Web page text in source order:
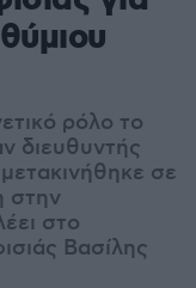
ρόλο το
διευθυντής
σε
στην
στο
Βασίλης